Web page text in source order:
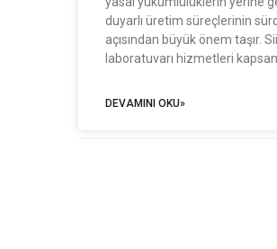
duyarlı üretim süreçlerinin
açısından büyük önem taşır.
laboratuvarı hizmetleri
DEVAMINI OKU»